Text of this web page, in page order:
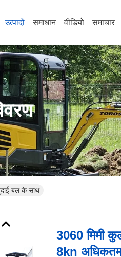
उत्पादों समाधान वीडियो समाचार
बल के साथ
3060 मिमी
8kn